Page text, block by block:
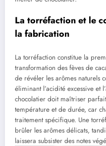
La torréfaction et le
la fabrication
La torréfaction constitue la
transformation des fèves de
de révéler les arômes naturels
éliminant l’acidité excessive et
chocolatier doit maîtriser
température et de durée, car
traitement spécifique. Une
brûler les arômes délicats,
laissera subsister des notes